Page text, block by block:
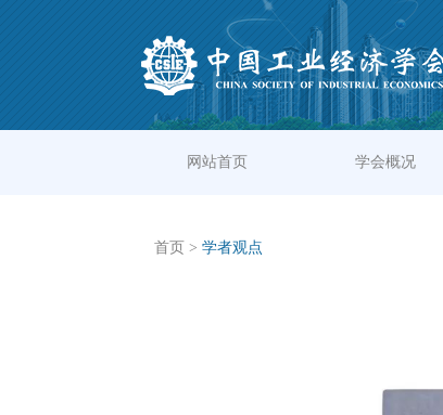
网站首页 学会概况
首页 > 学者观点